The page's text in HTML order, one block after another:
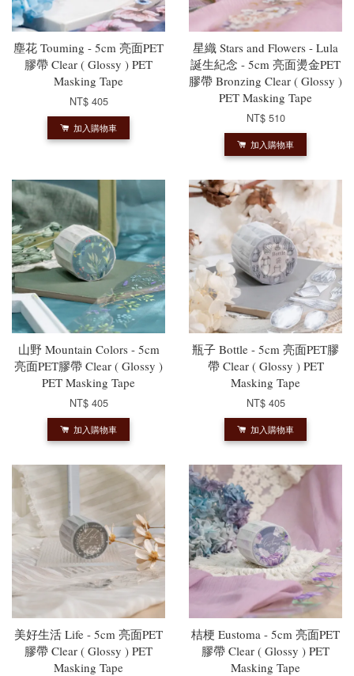
塵花 Touming - 5cm 亮面PET
膠帶 Clear ( Glossy ) PET
Masking Tape
NT$ 405
加入購物車
星織 Stars and Flowers - Lula
誕生紀念 - 5cm 亮面燙金PET
膠帶 Bronzing Clear ( Glossy )
PET Masking Tape
NT$ 510
加入購物車
山野 Mountain Colors - 5cm
亮面PET膠帶 Clear ( Glossy )
PET Masking Tape
NT$ 405
加入購物車
瓶子 Bottle - 5cm 亮面PET膠
帶 Clear ( Glossy ) PET
Masking Tape
NT$ 405
加入購物車
美好生活 Life - 5cm 亮面PET
膠帶 Clear ( Glossy ) PET
Masking Tape
桔梗 Eustoma - 5cm 亮面PET
膠帶 Clear ( Glossy ) PET
Masking Tape